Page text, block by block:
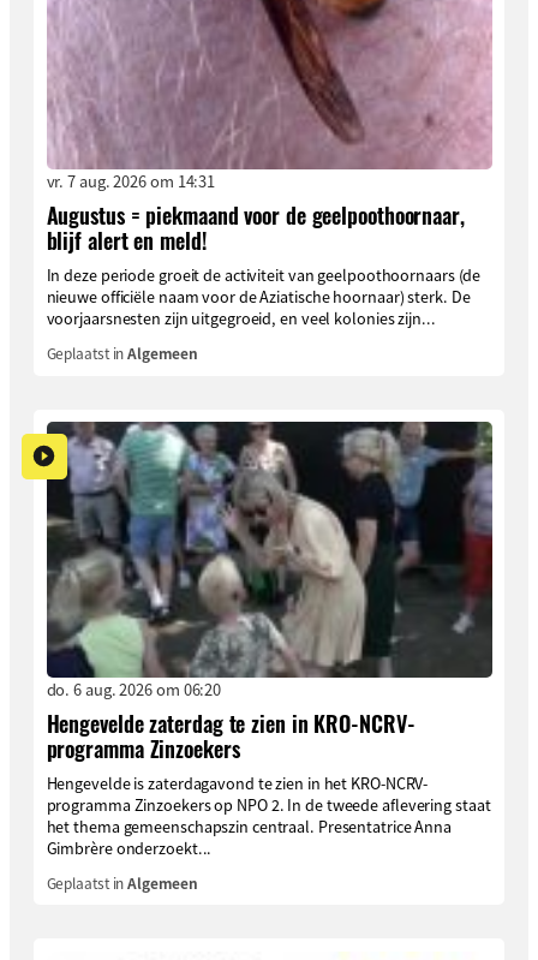
vr. 7 aug. 2026 om 14:31
Augustus = piekmaand voor de geelpoothoornaar,
blijf alert en meld!
In deze periode groeit de activiteit van geelpoothoornaars (de
nieuwe officiële naam voor de Aziatische hoornaar) sterk. De
voorjaarsnesten zijn uitgegroeid, en veel kolonies zijn...
Geplaatst inAlgemeen
do. 6 aug. 2026 om 06:20
Hengevelde zaterdag te zien in KRO-NCRV-
programma Zinzoekers
Hengevelde is zaterdagavond te zien in het KRO-NCRV-
programma Zinzoekers op NPO 2. In de tweede aflevering staat
het thema gemeenschapszin centraal. Presentatrice Anna
Gimbrère onderzoekt...
Geplaatst inAlgemeen